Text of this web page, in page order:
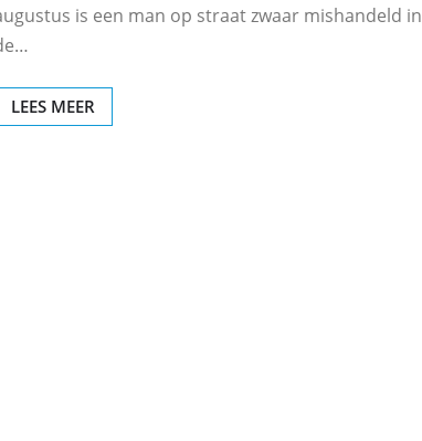
is een man op straat zwaar mishandeld in
LEES MEER